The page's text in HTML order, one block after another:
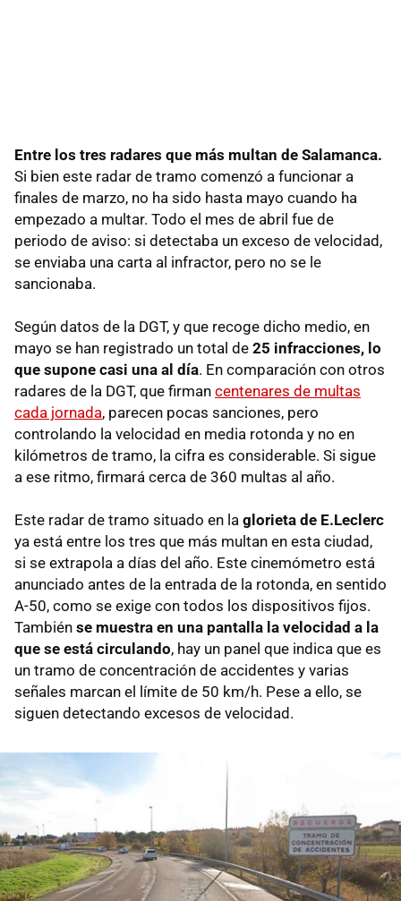
Entre los tres radares que más multan de Salamanca.
Si bien este radar de tramo comenzó a funcionar a
finales de marzo, no ha sido hasta mayo cuando ha
empezado a multar. Todo el mes de abril fue de
periodo de aviso: si detectaba un exceso de velocidad,
se enviaba una carta al infractor, pero no se le
sancionaba.
Según datos de la DGT, y que recoge dicho medio, en
mayo se han registrado un total de 25 infracciones, lo
que supone casi una al día. En comparación con otros
radares de la DGT, que firman centenares de multas
cada jornada, parecen pocas sanciones, pero
controlando la velocidad en media rotonda y no en
kilómetros de tramo, la cifra es considerable. Si sigue
a ese ritmo, firmará cerca de 360 multas al año.
Este radar de tramo situado en la glorieta de E.Leclerc
ya está entre los tres que más multan en esta ciudad,
si se extrapola a días del año. Este cinemómetro está
anunciado antes de la entrada de la rotonda, en sentido
A-50, como se exige con todos los dispositivos fijos.
También se muestra en una pantalla la velocidad a la
que se está circulando, hay un panel que indica que es
un tramo de concentración de accidentes y varias
señales marcan el límite de 50 km/h. Pese a ello, se
siguen detectando excesos de velocidad.